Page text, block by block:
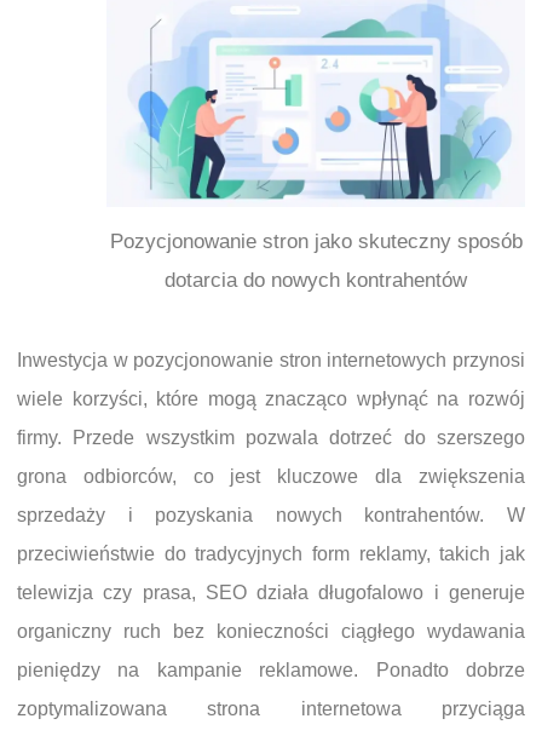
Pozycjonowanie stron jako skuteczny sposób
dotarcia do nowych kontrahentów
Inwestycja w pozycjonowanie stron internetowych przynosi
wiele korzyści, które mogą znacząco wpłynąć na rozwój
firmy. Przede wszystkim pozwala dotrzeć do szerszego
grona odbiorców, co jest kluczowe dla zwiększenia
sprzedaży i pozyskania nowych kontrahentów. W
przeciwieństwie do tradycyjnych form reklamy, takich jak
telewizja czy prasa, SEO działa długofalowo i generuje
organiczny ruch bez konieczności ciągłego wydawania
pieniędzy na kampanie reklamowe. Ponadto dobrze
zoptymalizowana strona internetowa przyciąga